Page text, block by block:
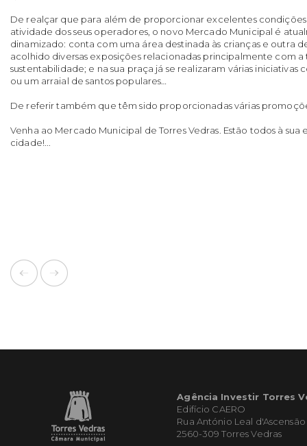
De realçar que para além de proporcionar excelentes
atividade dos seus operadores, o novo Mercado Municipal é
dinamizado: conta com uma área destinada às crianças e outra
acolhido diversas exposições relacionadas principalmente com
sustentabilidade; e na sua praça já se realizaram várias iniciativas
ou um arraial de santos populares…
De referir também que têm sido proporcionadas várias
Venha ao Mercado Municipal de Torres Vedras. Estão todos à
cidade!...
Agência Investir Torres
Edifício CAERO
Rua António Leal d'Ascensão
2560-309 Torres Vedras